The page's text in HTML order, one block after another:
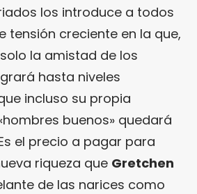
los introduce a todos
tensión creciente en la que,
la amistad de los
hasta niveles
incluso su propia
buenos» quedará
el precio a pagar para
riqueza que Gretchen
de las narices como